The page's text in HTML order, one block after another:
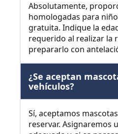
Absolutamente,
homologadas para
gratuita. Indique la
requerido al realizar la
prepararlo con
¿Se aceptan
vehículos?
Sí, aceptamos
reservar. Asignaremos